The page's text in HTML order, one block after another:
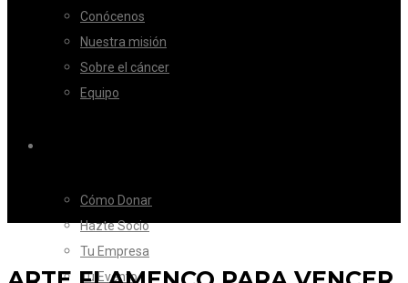
Conócenos
Nuestra misión
Sobre el cáncer
Equipo
Cómo Donar
Hazte Socio
Tu Empresa
Tu Evento